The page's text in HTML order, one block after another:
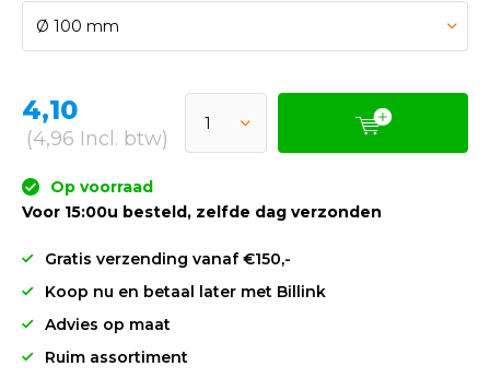
4,10
(4,96 Incl. btw)
Op voorraad
Voor 15:00u besteld, zelfde dag verzonden
Gratis verzending vanaf €150,-
Koop nu en betaal later met Billink
Advies op maat
Ruim assortiment